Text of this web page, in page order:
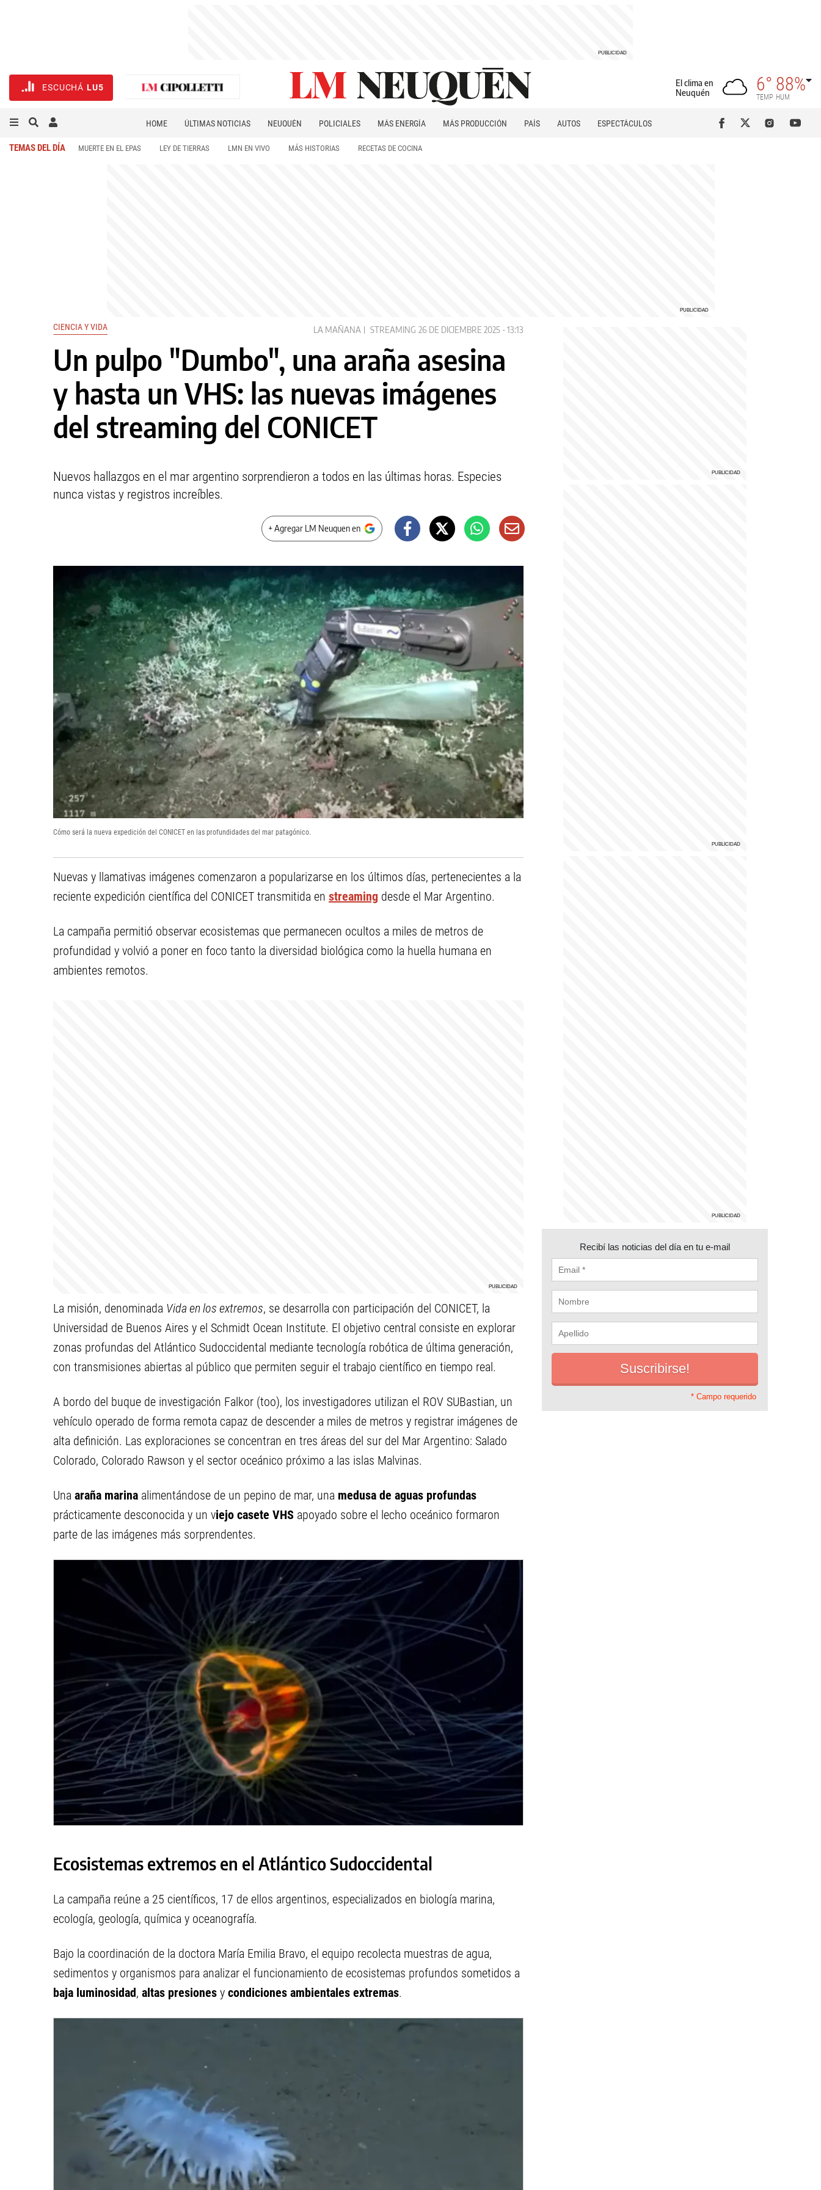
ESCUCHÁ LU5
El clima en
Neuquén
6°
TEMP
88%
HUM
HOME ÚLTIMAS NOTICIAS NEUQUÉN POLICIALES MÁS ENERGÍA MÁS PRODUCCIÓN PAÍS AUTOS
ESPECTÁCULOS
TEMAS DEL DÍA MUERTE EN EL EPAS LEY DE TIERRAS LMN EN VIVO MÁS HISTORIAS RECETAS DE COCINA
CIENCIA Y VIDA LA MAÑANA STREAMING 26 DE DICIEMBRE 2025 - 13:13
Un pulpo "Dumbo", una araña asesina
y hasta un VHS: las nuevas imágenes
del streaming del CONICET
Nuevos hallazgos en el mar argentino sorprendieron a todos en las últimas horas. Especies
nunca vistas y registros increíbles.
+ Agregar LM Neuquen en
Cómo será la nueva expedición del CONICET en las profundidades del mar patagónico.
Nuevas y llamativas imágenes comenzaron a popularizarse en los últimos días, pertenecientes a la
reciente expedición científica del CONICET transmitida en streaming desde el Mar Argentino.
La campaña permitió observar ecosistemas que permanecen ocultos a miles de metros de
profundidad y volvió a poner en foco tanto la diversidad biológica como la huella humana en
ambientes remotos.
La misión, denominada Vida en los extremos, se desarrolla con participación del CONICET, la
Universidad de Buenos Aires y el Schmidt Ocean Institute. El objetivo central consiste en explorar
zonas profundas del Atlántico Sudoccidental mediante tecnología robótica de última generación,
con transmisiones abiertas al público que permiten seguir el trabajo científico en tiempo real.
A bordo del buque de investigación Falkor (too), los investigadores utilizan el ROV SUBastian, un
vehículo operado de forma remota capaz de descender a miles de metros y registrar imágenes de
alta definición. Las exploraciones se concentran en tres áreas del sur del Mar Argentino: Salado
Colorado, Colorado Rawson y el sector oceánico próximo a las islas Malvinas.
Una araña marina alimentándose de un pepino de mar, una medusa de aguas profundas
prácticamente desconocida y un viejo casete VHS apoyado sobre el lecho oceánico formaron
parte de las imágenes más sorprendentes.
Ecosistemas extremos en el Atlántico Sudoccidental
La campaña reúne a 25 científicos, 17 de ellos argentinos, especializados en biología marina,
ecología, geología, química y oceanografía.
Bajo la coordinación de la doctora María Emilia Bravo, el equipo recolecta muestras de agua,
sedimentos y organismos para analizar el funcionamiento de ecosistemas profundos sometidos a
baja luminosidad, altas presiones y condiciones ambientales extremas.
Recibí las noticias del día en tu e-mail
* Campo requerido